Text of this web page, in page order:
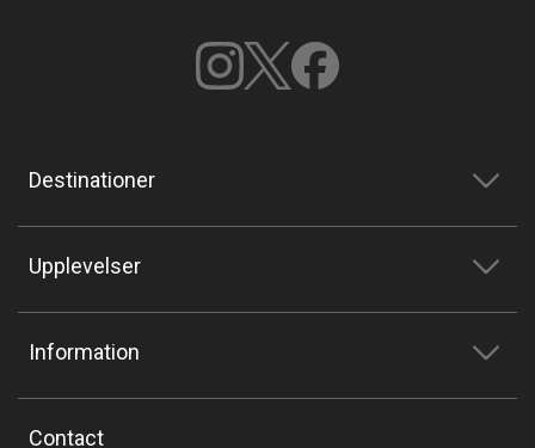
Destinationer
Upplevelser
Information
Contact